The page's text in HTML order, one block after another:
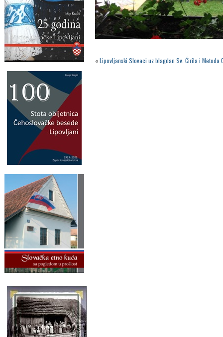
«Lipovljanski Slovaci uz blagdan Sv. Ćirila i Metoda